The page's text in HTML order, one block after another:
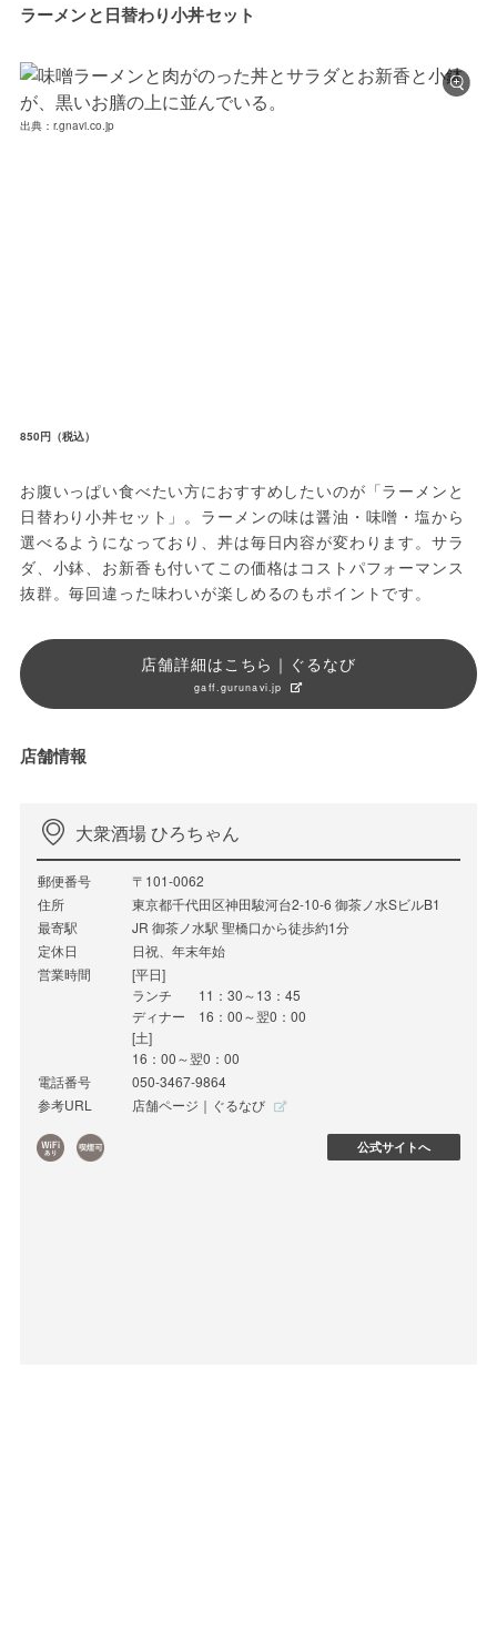
ラーメンと日替わり小丼セット
出典：r.gnavi.co.jp
850円（税込）
お腹いっぱい食べたい方におすすめしたいのが「ラーメンと
日替わり小丼セット」。ラーメンの味は醤油・味噌・塩から
選べるようになっており、丼は毎日内容が変わります。サラ
ダ、小鉢、お新香も付いてこの価格はコストパフォーマンス
抜群。毎回違った味わいが楽しめるのもポイントです。
店舗詳細はこちら｜ぐるなび
gaff.gurunavi.jp
店舗情報
大衆酒場 ひろちゃん
郵便番号
〒101-0062
住所
東京都千代田区神田駿河台2-10-6 御茶ノ水SビルB1
最寄駅
JR 御茶ノ水駅 聖橋口から徒歩約1分
定休日
日祝、年末年始
営業時間
[平日]
ランチ 11：30～13：45
ディナー 16：00～翌0：00
[土]
16：00～翌0：00
電話番号
050-3467-9864
参考URL
店舗ページ｜ぐるなび
公式サイトへ